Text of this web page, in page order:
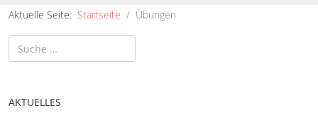
Aktuelle Seite: Startseite Übungen
Suchen
AKTUELLES